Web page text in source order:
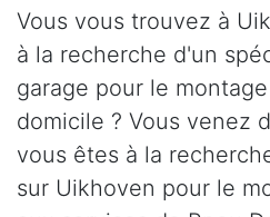
Vous vous trouvez à
à la recherche d'un
garage pour le
domicile ? Vous venez
vous êtes à la
sur Uikhoven pour le